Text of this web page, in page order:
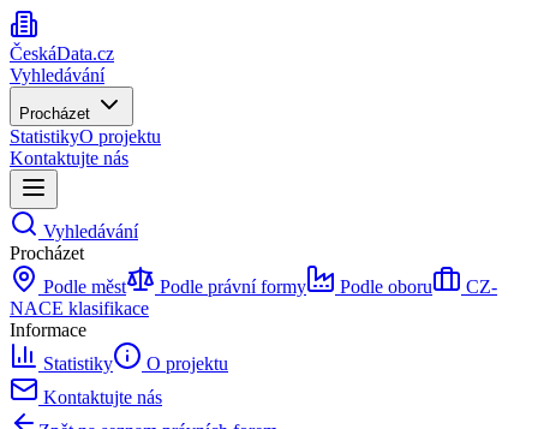
ČeskáData.cz
Vyhledávání
Procházet
StatistikyO projektu
Kontaktujte nás
Vyhledávání
Procházet
Podle měst
Podle právní formy Podle oboru
CZ-
NACE klasifikace
Informace
Statistiky
O projektu
Kontaktujte nás